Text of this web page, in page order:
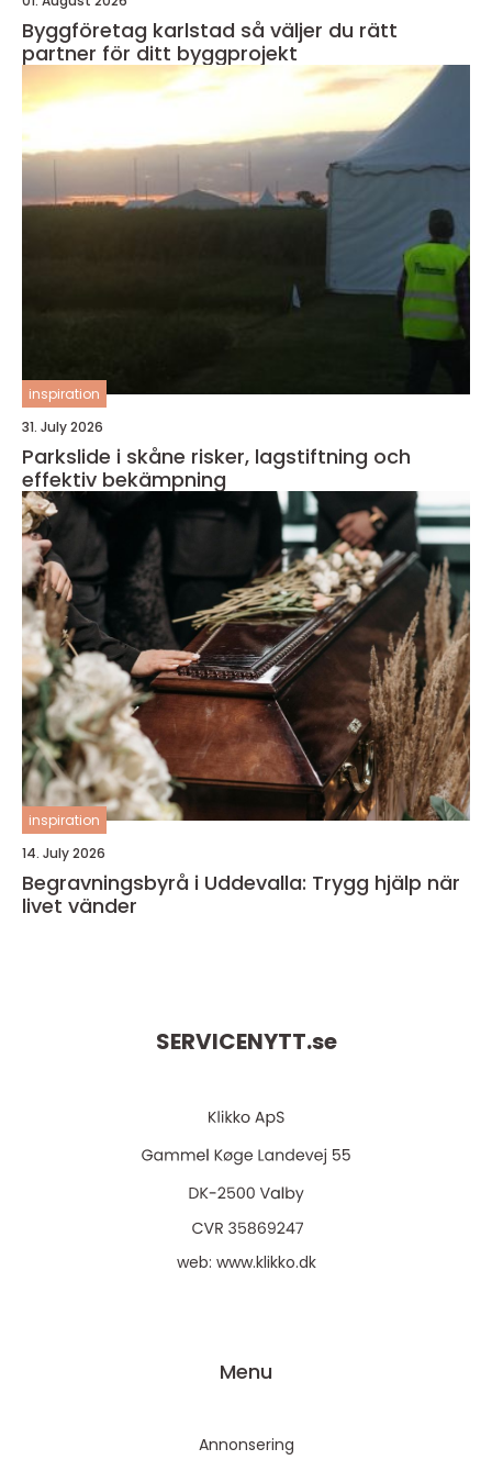
Byggföretag karlstad så väljer du rätt
partner för ditt byggprojekt
inspiration
31. July 2026
Parkslide i skåne risker, lagstiftning och
effektiv bekämpning
inspiration
14. July 2026
Begravningsbyrå i Uddevalla: Trygg hjälp när
livet vänder
SERVICENYTT.se
web: www.klikko.dk
Menu
Annonsering